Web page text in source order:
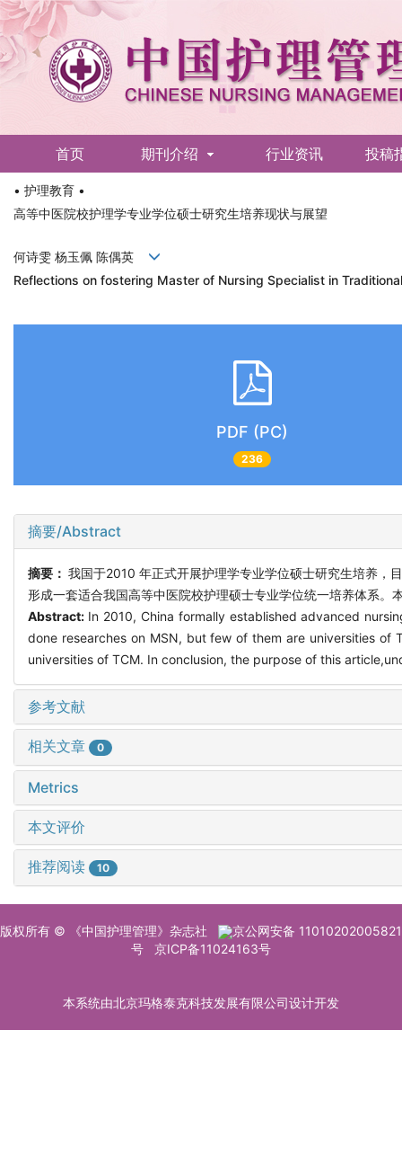
首页 期刊介绍 行业资讯 投稿
English
• 护理教育 •
高等中医院校护理学专业学位硕士研究生培养现状与展望
何诗雯 杨玉佩 陈偶英
Reflections on fostering Master of Nursing Specialist in
PDF (PC)
236
摘要/Abstract
摘要：我国于2010 年正式开展护理学专业学位硕士研究生培养，
形成一套适合我国高等中医院校护理硕士专业学位统一培养体系。
Abstract: In 2010, China formally established advanced
done researches on MSN, but few of them are universities of
universities of TCM. In conclusion, the purpose of this
参考文献
相关文章 0
Metrics
本文评价
推荐阅读 10
版权所有 © 《中国护理管理》杂志社
京公网安备 11010202005821
号
京ICP备11024163号
本系统由北京玛格泰克科技发展有限公司设计开发